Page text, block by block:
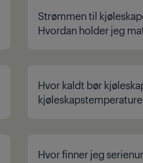
Strømmen til
Hvordan holder jeg
Hvor kaldt bør
Hvor finner jeg